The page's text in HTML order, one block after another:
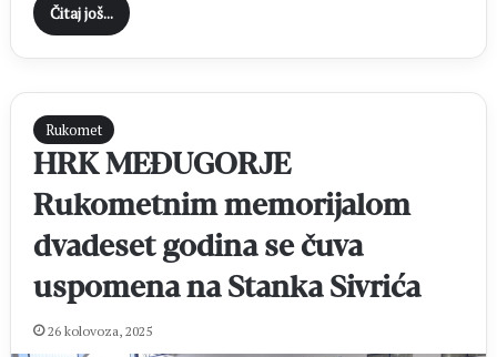
Čitaj još...
Rukomet
HRK MEĐUGORJE
Rukometnim memorijalom
dvadeset godina se čuva
uspomena na Stanka Sivrića
26 kolovoza, 2025